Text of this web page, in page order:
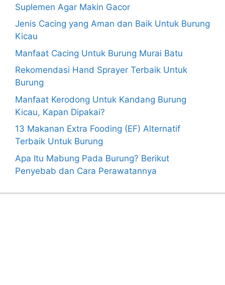
Suplemen Agar Makin Gacor
Jenis Cacing yang Aman dan Baik Untuk Burung
Kicau
Manfaat Cacing Untuk Burung Murai Batu
Rekomendasi Hand Sprayer Terbaik Untuk
Burung
Manfaat Kerodong Untuk Kandang Burung
Kicau, Kapan Dipakai?
13 Makanan Extra Fooding (EF) Alternatif
Terbaik Untuk Burung
Apa Itu Mabung Pada Burung? Berikut
Penyebab dan Cara Perawatannya